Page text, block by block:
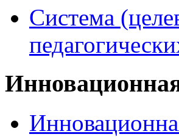
Система